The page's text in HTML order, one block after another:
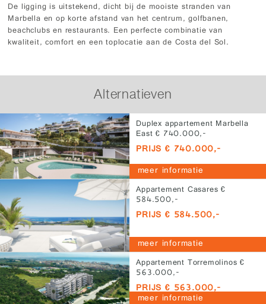
De ligging is uitstekend, dicht bij de mooiste stranden van
Marbella en op korte afstand van het centrum, golfbanen,
beachclubs en restaurants. Een perfecte combinatie van
kwaliteit, comfort en een toplocatie aan de Costa del Sol.
Alternatieven
Duplex appartement Marbella
East € 740.000,-
PRIJS € 740.000,-
meer informatie
Appartement Casares €
584.500,-
PRIJS € 584.500,-
meer informatie
Appartement Torremolinos €
563.000,-
PRIJS € 563.000,-
meer informatie